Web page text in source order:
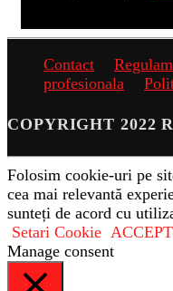
Contact
profesionala
COPYRIGHT 2022
Folosim cookie-uri pe
cea mai relevantă
sunteți de acord cu
Setari Cookie ACCEPT
Manage consent